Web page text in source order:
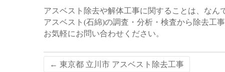
アスベスト除去や解体工事に関することは、なん
アスベスト(石綿)の調査・分析・検査から除去工
お気軽にお問い合わせください。
← 東京都 立川市 アスベスト除去工事